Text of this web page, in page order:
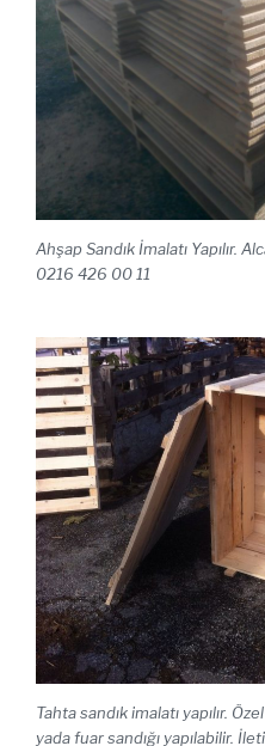
Ahşap Sandık İmalatı Yapılır.
0216 426 00 11
Tahta sandık imalatı yapılır.
yada fuar sandığı yapılabilir.